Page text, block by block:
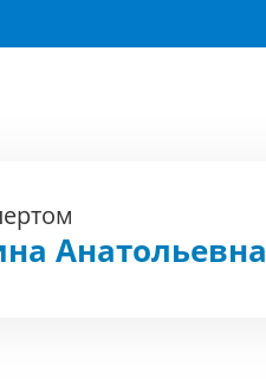
Анатольевна